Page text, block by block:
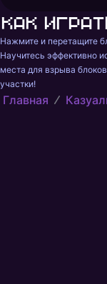
Как
Нажмите и перетащите
Научитесь эффективно
места для взрыва
участки!
Главная